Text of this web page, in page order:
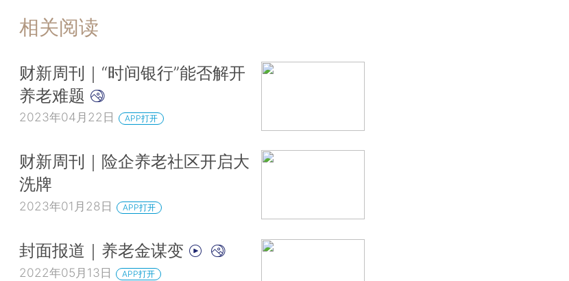
相关阅读
财新周刊｜“时间银行”能否解开
养老难题
2023年04月22日 APP打开
财新周刊｜险企养老社区开启大
洗牌
2023年01月28日 APP打开
封面报道｜养老金谋变
2022年05月13日 APP打开